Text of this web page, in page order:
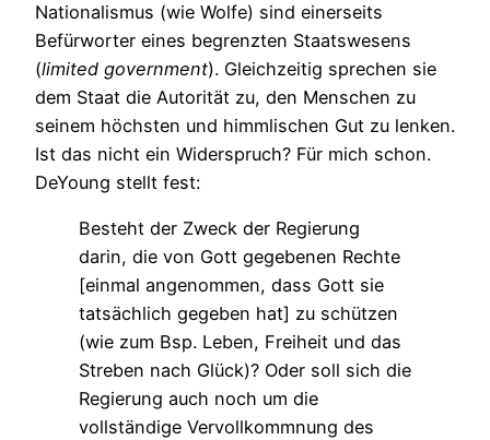
Nationalismus (wie Wolfe) sind einerseits
Befürworter eines begrenzten Staatswesens
(limited government). Gleichzeitig sprechen sie
dem Staat die Autorität zu, den Menschen zu
seinem höchsten und himmlischen Gut zu lenken.
Ist das nicht ein Widerspruch? Für mich schon.
DeYoung stellt fest:
Besteht der Zweck der Regierung
darin, die von Gott gegebenen Rechte
[einmal angenommen, dass Gott sie
tatsächlich gegeben hat] zu schützen
(wie zum Bsp. Leben, Freiheit und das
Streben nach Glück)? Oder soll sich die
Regierung auch noch um die
vollständige Vervollkommnung des